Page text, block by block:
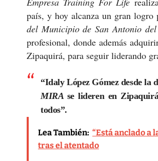
país, y hoy alcanza un gran logro
del Municipio de San Antonio del
profesional, donde además
Zipaquirá, para seguir liderando
“Idaly López Gómez desde la
MIRA se lideren en
todos”.
Lea También: “Está anclado a
tras el atentado